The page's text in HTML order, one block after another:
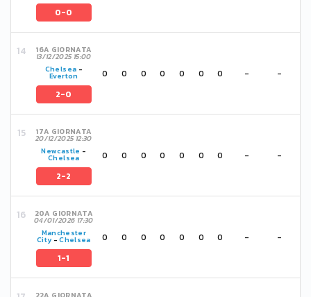
0-0
16A GIORNATA
13/12/2025 15:00
Chelsea -
Everton
2-0
0 0 0 0 0 0 0 - -
17A GIORNATA
20/12/2025 12:30
Newcastle -
Chelsea
2-2
0 0 0 0 0 0 0 - -
20A GIORNATA
04/01/2026 17:30
Manchester
City-Chelsea
1-1
0 0 0 0 0 0 0 - -